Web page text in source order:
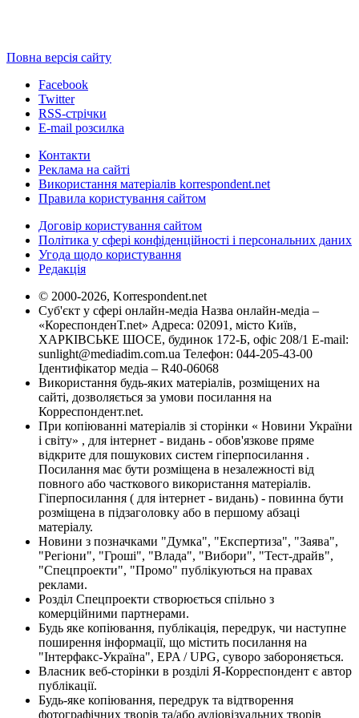
Повна версія сайту
Facebook
Twitter
RSS-стрічки
E-mail розсилка
Контакти
Реклама на сайті
Використання матеріалів korrespondent.net
Правила користування сайтом
Договір користування сайтом
Політика у сфері конфіденційності і персональних даних
Угода щодо користування
Редакція
© 2000-2026, Korrespondent.net
Суб'єкт у сфері онлайн-медіа Назва онлайн-медіа –
«КореспонденТ.net» Адреса: 02091, місто Київ,
ХАРКІВСЬКЕ ШОСЕ, будинок 172-Б, офіс 208/1 E-mail:
sunlight@mediadim.com.ua Телефон: 044-205-43-00
Ідентифікатор медіа – R40-06068
Використання будь-яких матеріалів, розміщених на
сайті, дозволяється за умови посилання на
Корреспондент.net.
При копіюванні матеріалів зі сторінки « Новини України
і світу» , для інтернет - видань - обов'язкове пряме
відкрите для пошукових систем гіперпосилання .
Посилання має бути розміщена в незалежності від
повного або часткового використання матеріалів.
Гіперпосилання ( для інтернет - видань) - повинна бути
розміщена в підзаголовку або в першому абзаці
матеріалу.
Новини з позначками "Думка", "Експертиза", "Заява",
"Регіони", "Гроші", "Влада", "Вибори", "Тест-драйв",
"Спецпроекти", "Промо" публікуються на правах
реклами.
Розділ Спецпроекти створюється спільно з
комерційними партнерами.
Будь яке копіювання, публікація, передрук, чи наступне
поширення інформації, що містить посилання на
"Інтерфакс-Україна", EPA / UPG, суворо забороняється.
Власник веб-сторінки в розділі Я-Корреспондент є автор
публікації.
Будь-яке копіювання, передрук та відтворення
фотографічних творів та/або аудіовізуальних творів